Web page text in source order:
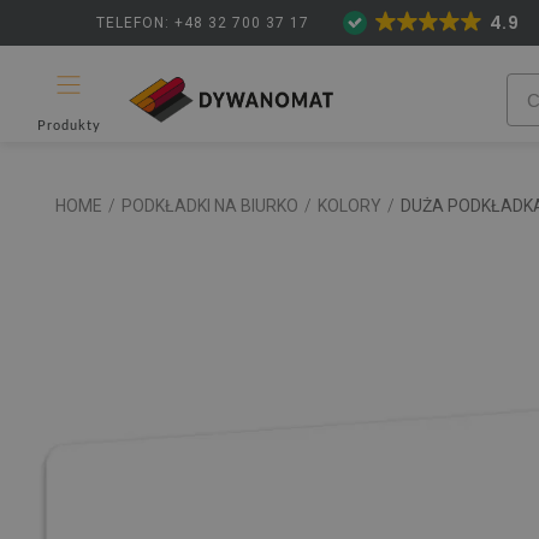
TELEFON: +48 32 700 37 17 4.9
Produkty
HOME / PODKŁADKI NA BIURKO / KOLORY / DUŻA